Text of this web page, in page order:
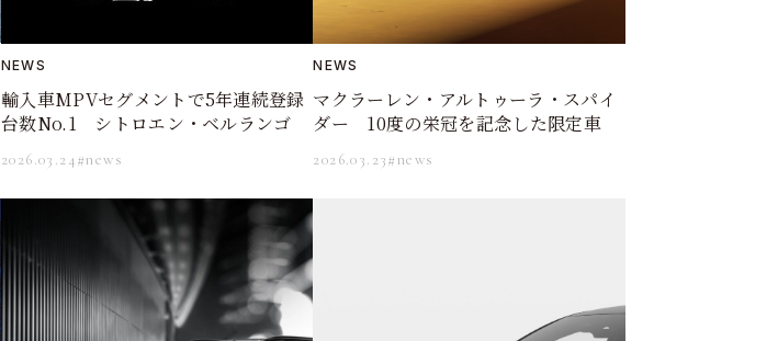
NEWS
輸入車MPVセグメントで5年連続登録
台数No.1 シトロエン・ベルランゴ
2026.03.24#news
NEWS
マクラーレン・アルトゥーラ・スパイ
ダー 10度の栄冠を記念した限定車
2026.03.23#news